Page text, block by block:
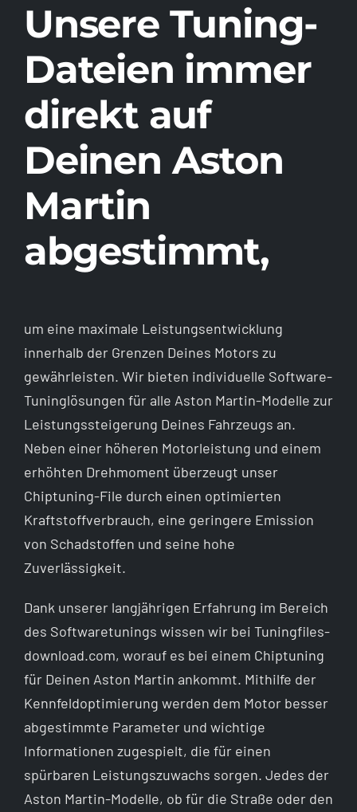
Unsere Tuning-
Dateien immer
direkt auf
Deinen Aston
Martin
abgestimmt,
um eine maximale Leistungsentwicklung
innerhalb der Grenzen Deines Motors zu
gewährleisten. Wir bieten individuelle Software-
Tuninglösungen für alle Aston Martin-Modelle zur
Leistungssteigerung Deines Fahrzeugs an.
Neben einer höheren Motorleistung und einem
erhöhten Drehmoment überzeugt unser
Chiptuning-File durch einen optimierten
Kraftstoffverbrauch, eine geringere Emission
von Schadstoffen und seine hohe
Zuverlässigkeit.
Dank unserer langjährigen Erfahrung im Bereich
des Softwaretunings wissen wir bei Tuningfiles-
download.com, worauf es bei einem Chiptuning
für Deinen Aston Martin ankommt. Mithilfe der
Kennfeldoptimierung werden dem Motor besser
abgestimmte Parameter und wichtige
Informationen zugespielt, die für einen
spürbaren Leistungszuwachs sorgen. Jedes der
Aston Martin-Modelle, ob für die Straße oder den